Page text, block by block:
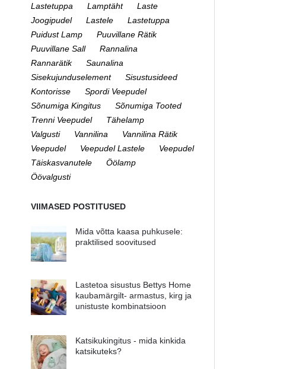
Lastetuppa
Lamptäht
Laste
Joogipudel
Lastele
Lastetuppa
Puidust Lamp
Puuvillane Rätik
Puuvillane Sall
Rannalina
Rannarätik
Saunalina
Sisekujunduselement
Sisustusideed
Kontorisse
Spordi Veepudel
Sõnumiga Kingitus
Sõnumiga Tooted
Trenni Veepudel
Tähelamp
Valgusti
Vannilina
Vannilina Rätik
Veepudel
Veepudel Lastele
Veepudel
Täiskasvanutele
Öölamp
Öövalgusti
VIIMASED POSTITUSED
Mida võtta kaasa puhkusele:
praktilised soovitused
Lastetoa sisustus Bettys Home
kaubamärgilt- armastus, kirg ja
unistuste kombinatsioon
Katsikukingitus - mida kinkida
katsikuteks?